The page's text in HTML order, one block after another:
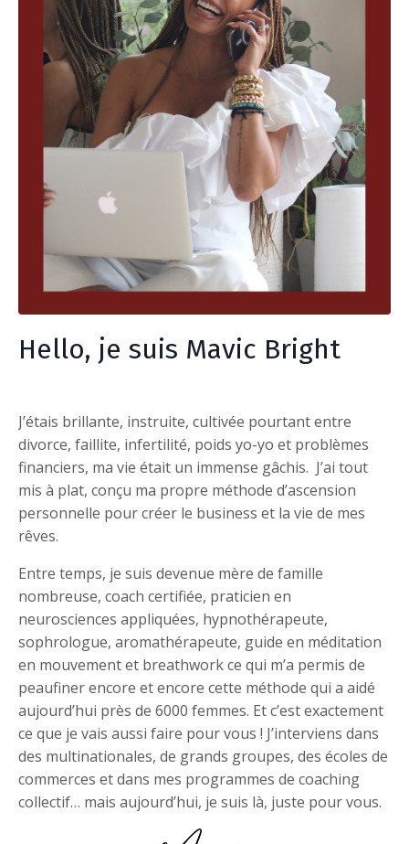
Hello, je suis Mavic Bright
J’étais brillante, instruite, cultivée pourtant entre
divorce, faillite, infertilité, poids yo-yo et problèmes
financiers, ma vie était un immense gâchis. J’ai tout
mis à plat, conçu ma propre méthode d’ascension
personnelle pour créer le business et la vie de mes
rêves.
Entre temps, je suis devenue mère de famille
nombreuse, coach certifiée, praticien en
neurosciences appliquées, hypnothérapeute,
sophrologue, aromathérapeute, guide en méditation
en mouvement et breathwork ce qui m’a permis de
peaufiner encore et encore cette méthode qui a aidé
aujourd’hui près de 6000 femmes. Et c’est exactement
ce que je vais aussi faire pour vous ! J’interviens dans
des multinationales, de grands groupes, des écoles de
commerces et dans mes programmes de coaching
collectif… mais aujourd’hui, je suis là, juste pour vous.